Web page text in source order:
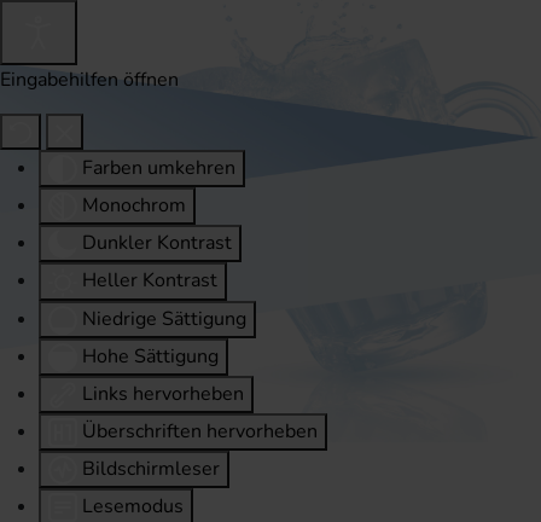
Eingabehilfen öffnen
Farben umkehren
Monochrom
Dunkler Kontrast
Heller Kontrast
Niedrige Sättigung
Hohe Sättigung
Links hervorheben
Überschriften hervorheben
Bildschirmleser
Lesemodus